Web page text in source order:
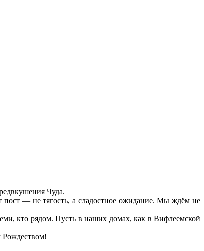
Чуда.
пост — не тягость, а сладостное ожидание. Мы ждём не
кто рядом. Пусть в наших домах, как в Вифлеемской
Рождеством!